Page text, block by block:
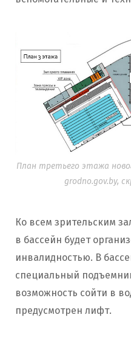
План третьего этажа
grodno.gov.by,
Ко всем зрительским
в бассейн будет
инвалидностью. В
специальный
возможность сойти в
предусмотрен лифт.